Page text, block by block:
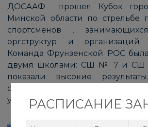
ДОСААФ прошел Кубок
Минской области по стрельбе
спортсменов ,
оргструктур и организаций
Команда Фрунзенской РОС
двумя школами: СШ № 7 и СШ
показали высокие
спортсменов и
успешное участие в
РАСПИСАНИЕ